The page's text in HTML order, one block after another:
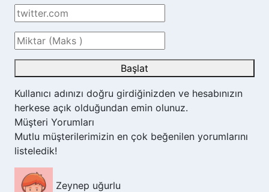
Başlat
Kullanıcı adınızı doğru girdiğinizden ve hesabınızın
herkese açık olduğundan emin olunuz.
Müşteri Yorumları
Mutlu müşterilerimizin en çok beğenilen yorumlarını
listeledik!
Zeynep uğurlu